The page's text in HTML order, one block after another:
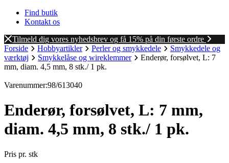
Find butik
Kontakt os
Tilmeld dig vores nyhedsbrev og få 15% på din første ordre
Forside
Hobbyartikler Perler og smykkedele
Smykkedele og
værktøj
Smykkelåse og wireklemmer
Enderør, forsølvet, L: 7
mm, diam. 4,5 mm, 8 stk./ 1 pk.
Varenummer:98/613040
Enderør, forsølvet, L: 7 mm,
diam. 4,5 mm, 8 stk./ 1 pk.
Pris pr. stk